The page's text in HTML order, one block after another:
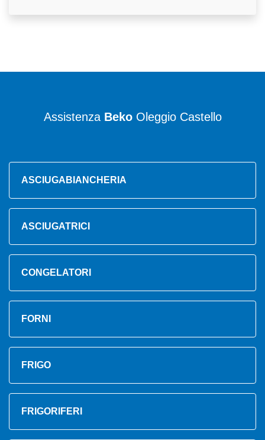
Assistenza BekoOleggio Castello
ASCIUGABIANCHERIA
ASCIUGATRICI
CONGELATORI
FORNI
FRIGO
FRIGORIFERI